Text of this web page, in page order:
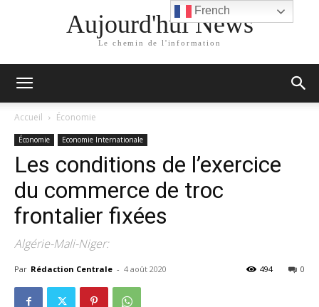
Aujourd'hui News
Le chemin de l'information
Accueil Économie
Économie Economie Internationale
Les conditions de l’exercice
du commerce de troc
frontalier fixées
Algérie-Mali-Niger:
Par Rédaction Centrale - 4 août 2020 0
494
French